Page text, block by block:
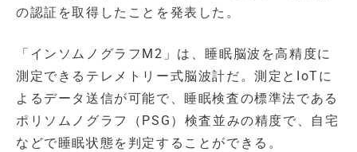
の認証を取得したことを発表した。
「インソムノグラフM2」は、睡眠脳波を高精度に
測定できるテレメトリー式脳波計だ。測定とIoTに
よるデータ送信が可能で、睡眠検査の標準法である
ポリソムノグラフ（PSG）検査並みの精度で、自宅
などで睡眠状態を判定することができる。